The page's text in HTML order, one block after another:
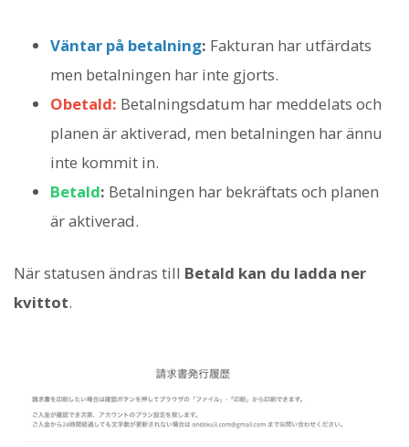
Väntar på betalning: Fakturan har utfärdats
men betalningen har inte gjorts.
Obetald: Betalningsdatum har meddelats och
planen är aktiverad, men betalningen har ännu
inte kommit in.
Betald: Betalningen har bekräftats och planen
är aktiverad.
När statusen ändras till Betald kan du ladda ner
kvittot.